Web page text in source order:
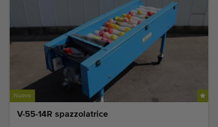
Nuovo
V-55-14R spazzolatrice